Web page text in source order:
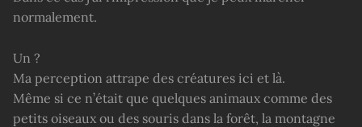
normalement.
Un ?
Ma perception attrape des créatures ici et là.
Même si ce n’était que quelques animaux comme des
petits oiseaux ou des souris dans la forêt, la montagne